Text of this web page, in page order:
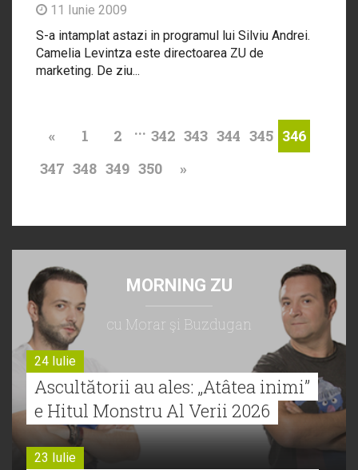
11 Iunie 2009
S-a intamplat astazi in programul lui Silviu Andrei.
Camelia Levintza este directoarea ZU de
marketing. De ziu...
« 1 2 ... 342 343 344 345 346
347 348 349 350 »
MORNING ZU
cu Morar şi Buzdugan
24 Iulie
Ascultătorii au ales: „Atâtea inimi”
e Hitul Monstru Al Verii 2026
23 Iulie